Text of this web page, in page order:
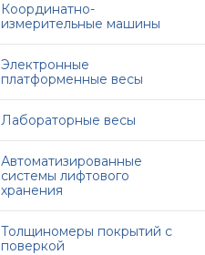
Координатно-
измерительные машины
Электронные
платформенные весы
Лабораторные весы
Автоматизированные
системы лифтового
хранения
Толщиномеры покрытий с
поверкой